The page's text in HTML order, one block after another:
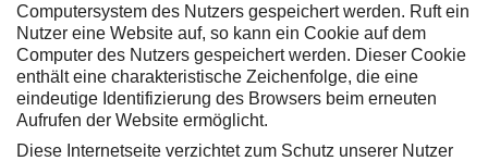
Computersystem des Nutzers gespeichert werden. Ruft ein
Nutzer eine Website auf, so kann ein Cookie auf dem
Computer des Nutzers gespeichert werden. Dieser Cookie
enthält eine charakteristische Zeichenfolge, die eine
eindeutige Identifizierung des Browsers beim erneuten
Aufrufen der Website ermöglicht.
Diese Internetseite verzichtet zum Schutz unserer Nutzer